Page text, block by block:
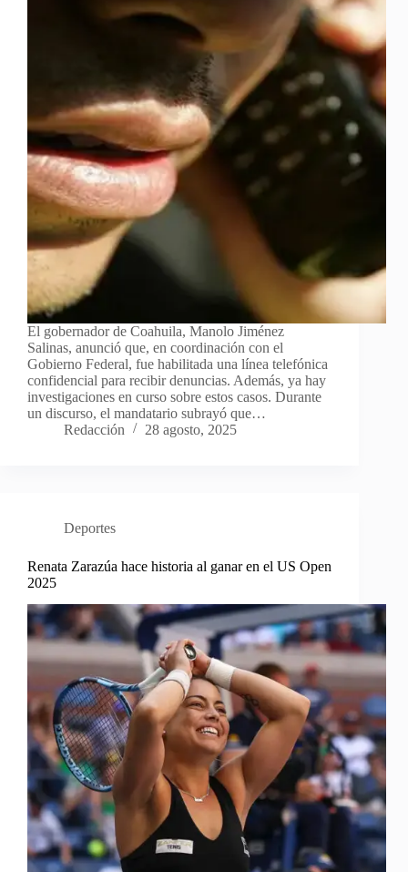
El gobernador de Coahuila, Manolo Jiménez
Salinas, anunció que, en coordinación con el
Gobierno Federal, fue habilitada una línea telefónica
confidencial para recibir denuncias. Además, ya hay
investigaciones en curso sobre estos casos. Durante
un discurso, el mandatario subrayó que…
Redacción
28 agosto, 2025
Deportes
Renata Zarazúa hace historia al ganar en el US Open
2025